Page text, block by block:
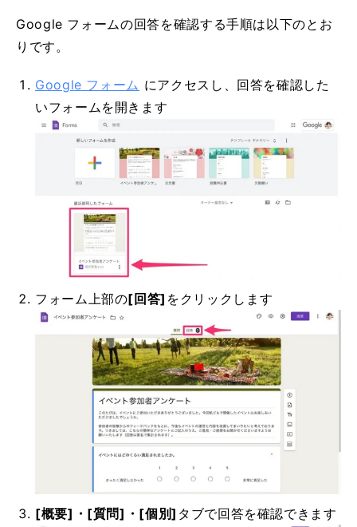
Google フォームの回答を確認する手順は以下のとお
りです。
Google フォーム にアクセスし、回答を確認した
いフォームを開きます
フォーム上部の[回答] をクリックします
[概要]・[質問]・[個別] タブで回答を確認できます